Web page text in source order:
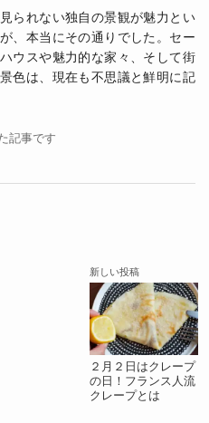
られない独自の景観が魅力とい
、本当にその通りでした。セー
ウスや魅力的な家々、そして街
色は、現在も不思議と鮮明に記
記事です
新しい投稿
２月２日はクレープ
の日！フランス人流
クレープとは